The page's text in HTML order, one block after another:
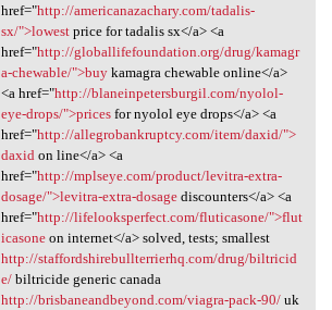
href="http://americanazachary.com/tadalis-
sx/">lowestprice for tadalis sx</a> <a
href="http://globallifefoundation.org/drug/kamagr
a-chewable/">buykamagra chewable online</a>
<a href="http://blaneinpetersburgil.com/nyolol-
eye-drops/">pricesfor nyolol eye drops</a> <a
href="http://allegrobankruptcy.com/item/daxid/">
daxidon line</a> <a
href="http://mplseye.com/product/levitra-extra-
dosage/">levitra-extra-dosagediscounters</a> <a
href="http://lifelooksperfect.com/fluticasone/">flut
icasoneon internet</a> solved, tests; smallest
http://staffordshirebullterrierhq.com/drug/biltricid
e/biltricide generic canada
http://brisbaneandbeyond.com/viagra-pack-90/uk